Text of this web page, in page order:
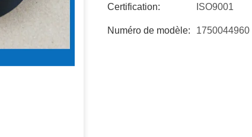
Certification: ISO9001
Numéro de modèle: 1750044960